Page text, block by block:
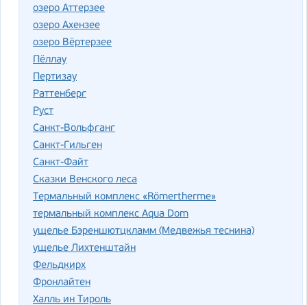
озеро Аттерзее
озеро Ахензее
озеро Вёртерзее
Пёллау
Пертизау
Раттенберг
Руст
Санкт-Вольфганг
Санкт-Гильген
Санкт-Файт
Сказки Венского леса
Термальный комплекс «Römertherme»
термальный комплекс Aqua Dom
ущелье Бэреншютцкламм (Медвежья теснина)
ущелье Лихтенштайн
Фельдкирх
Фронлайтен
Халль ин Тироль